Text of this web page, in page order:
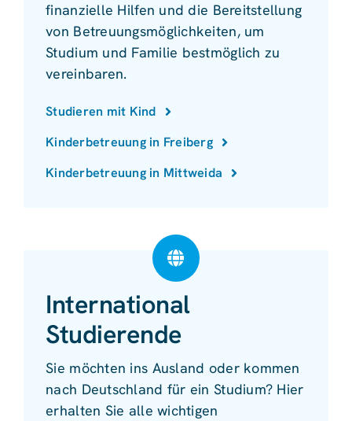
finanzielle Hilfen und die Bereitstellung
von Betreuungsmöglichkeiten, um
Studium und Familie bestmöglich zu
vereinbaren.
Studieren mit Kind
Kinderbetreuung in Freiberg
Kinderbetreuung in Mittweida
International
Studierende
Sie möchten ins Ausland oder kommen
nach Deutschland für ein Studium? Hier
erhalten Sie alle wichtigen